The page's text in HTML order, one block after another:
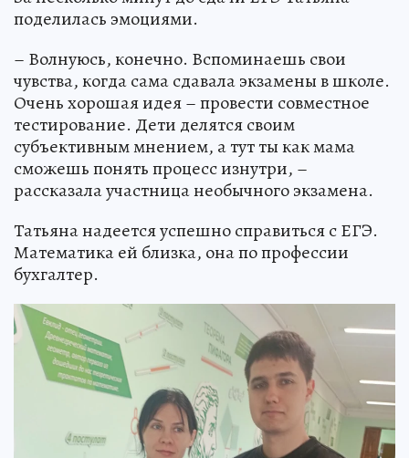
поделилась эмоциями.
– Волнуюсь, конечно. Вспоминаешь свои
чувства, когда сама сдавала экзамены в школе.
Очень хорошая идея – провести совместное
тестирование. Дети делятся своим
субъективным мнением, а тут ты как мама
сможешь понять процесс изнутри, –
рассказала участница необычного экзамена.
Татьяна надеется успешно справиться с ЕГЭ.
Математика ей близка, она по профессии
бухгалтер.